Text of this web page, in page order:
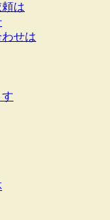
は
せは